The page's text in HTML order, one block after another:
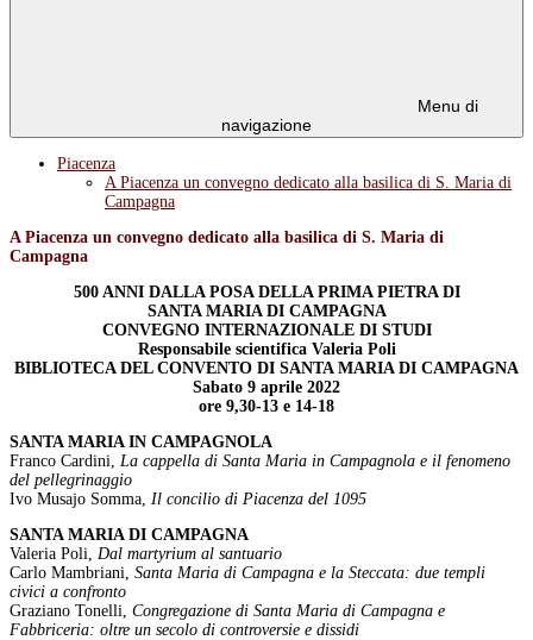
Menu di
navigazione
Piacenza
A Piacenza un convegno dedicato alla basilica di S. Maria di
Campagna
A Piacenza un convegno dedicato alla basilica di S. Maria di
Campagna
500 ANNI DALLA POSA DELLA PRIMA PIETRA DI
SANTA MARIA DI CAMPAGNA
CONVEGNO INTERNAZIONALE DI STUDI
Responsabile scientifica Valeria Poli
BIBLIOTECA DEL CONVENTO DI SANTA MARIA DI CAMPAGNA
Sabato 9 aprile 2022
ore 9,30-13 e 14-18
SANTA MARIA IN CAMPAGNOLA
Franco Cardini, La cappella di Santa Maria in Campagnola e il fenomeno
del pellegrinaggio
Ivo Musajo Somma, Il concilio di Piacenza del 1095
SANTA MARIA DI CAMPAGNA
Valeria Poli, Dal martyrium al santuario
Carlo Mambriani, Santa Maria di Campagna e la Steccata: due templi
civici a confronto
Graziano Tonelli, Congregazione di Santa Maria di Campagna e
Fabbriceria: oltre un secolo di controversie e dissidi